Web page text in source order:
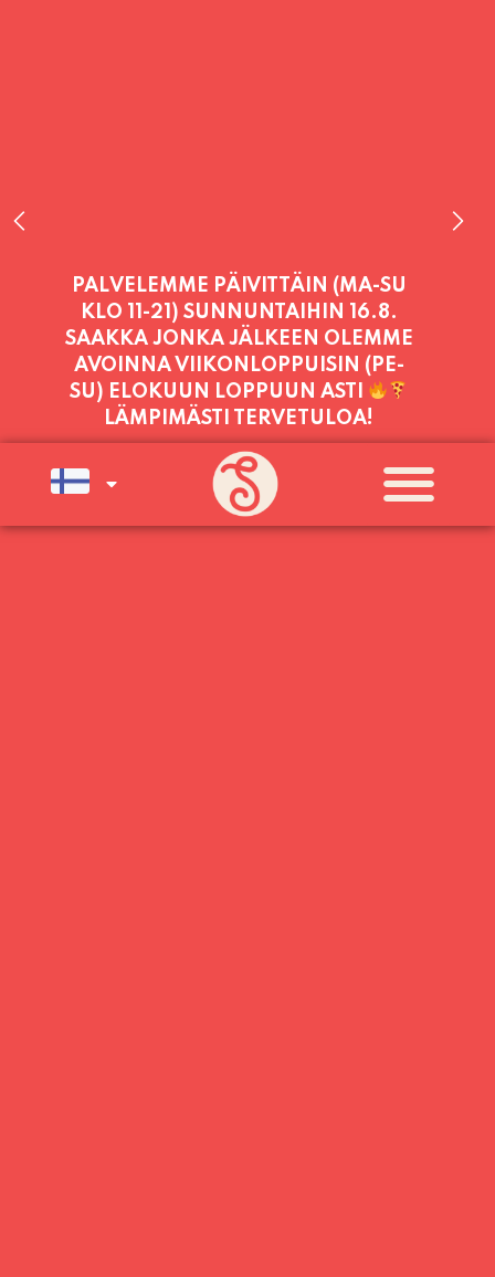
PALVELEMME TÄNÄÄN:
LAUANTAI11:00 - 21:00
PALVELEMME PÄIVITTÄIN (MA-SU
KLO 11-21) SUNNUNTAIHIN 16.8.
SAAKKA JONKA JÄLKEEN OLEMME
AVOINNA VIIKONLOPPUISIN (PE-
SU) ELOKUUN LOPPUUN ASTI
LÄMPIMÄSTI TERVETULOA!